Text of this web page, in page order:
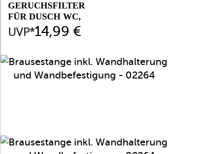
GERUCHSFILTER
FÜR DUSCH WC,
02343
Preis
UVP*14,99 €